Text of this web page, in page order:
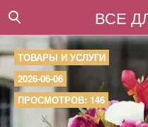
ВСЕ
ТОВАРЫ И УСЛУГИ
2026-06-06
ПРОСМОТРОВ: 146